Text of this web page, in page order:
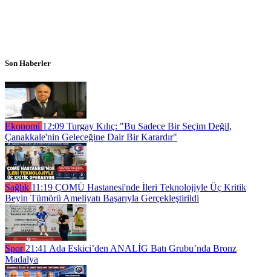
Son Haberler
Ekonomi 12:09 Turgay Kılıç: "Bu Sadece Bir Seçim Değil,
Çanakkale'nin Geleceğine Dair Bir Karardır"
Sağlık 11:19 ÇOMÜ Hastanesi'nde İleri Teknolojiyle Üç Kritik
Beyin Tümörü Ameliyatı Başarıyla Gerçekleştirildi
Spor 21:41 Ada Eskici’den ANALİG Batı Grubu’nda Bronz
Madalya